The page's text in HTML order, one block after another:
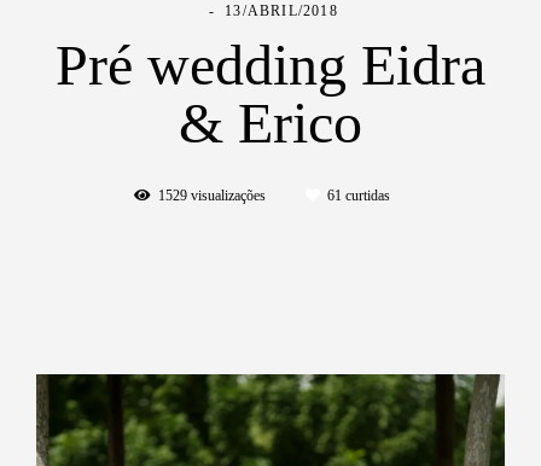
13/ABRIL/2018
Pré wedding Eidra
& Erico
1529visualizações 61 curtidas